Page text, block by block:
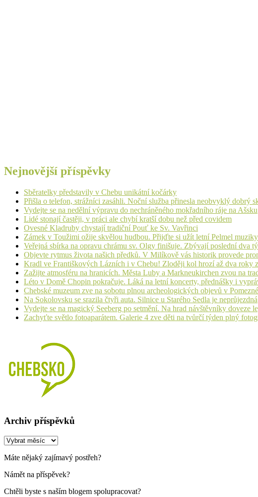
Nejnovější příspěvky
Sběratelky představily v Chebu unikátní kočárky
Přišla o telefon, strážníci zasáhli. Noční služba přinesla neobvyklý dobrý
Vydejte se na nedělní výpravu do nechráněného mokřadního ráje na Ašsku
Lidé stonají častěji, v práci ale chybí kratší dobu než před covidem
Ovesné Kladruby chystají tradiční Pouť ke Sv. Vavřinci
Zámek v Toužimi ožije skvělou hudbou. Přijďte si užít letní Pelmel
Veřejná sbírka na opravu chrámu sv. Olgy finišuje. Zbývají poslední dva
Objevte rytmus života našich předků. V Milíkově vás historik provede
Kradl ve Františkových Lázních i v Chebu! Zloději kol hrozí až dva roky
Zažijte atmosféru na hranicích. Města Luby a Markneukirchen zvou na
Léto v Domě Chopin pokračuje. Láká na letní koncerty, přednášky i
Chebské muzeum zve na sobotu plnou archeologických objevů v Pomezné
Na Sokolovsku se srazila čtyři auta. Silnice u Starého Sedla je neprůjezdná
Vydejte se na magický Seeberg po setmění. Na hrad návštěvníky doveze
Zachyťte světlo fotoaparátem. Galerie 4 zve děti na tvůrčí týden plný
Archiv příspěvků
Archiv
Máte nějaký zajímavý postřeh?
Námět na příspěvek?
Chtěli byste s naším blogem spolupracovat?